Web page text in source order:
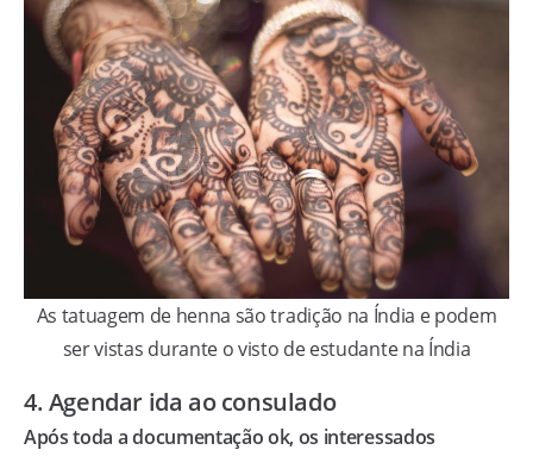
As tatuagem de henna são tradição na Índia e podem
ser vistas durante o visto de estudante na Índia
4. Agendar ida ao consulado
Após toda a documentação ok, os interessados